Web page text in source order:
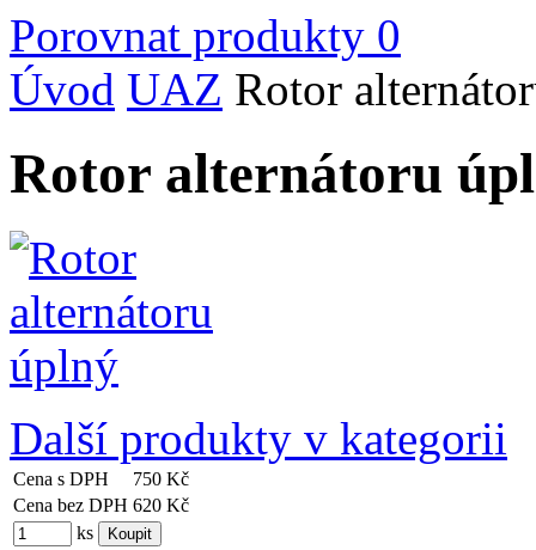
Porovnat produkty 0
Úvod UAZ Rotor
Rotor alternátoru
Další produkty v kategorii
Cena s DPH
750 Kč
Cena bez DPH 620 Kč
ks